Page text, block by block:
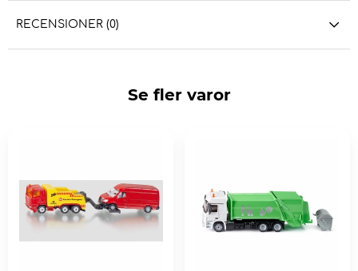
RECENSIONER (0)
Se fler varor